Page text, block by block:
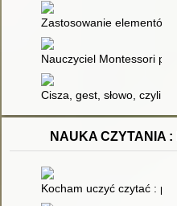
Zastosowanie elementów
Nauczyciel Montessori
Cisza, gest, słowo, czyli
NAUKA CZYTANIA
Kocham uczyć czytać :